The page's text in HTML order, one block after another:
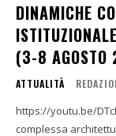
DINAMICHE
(3-8
ATTUALITÀ
https://youtu.be/DTcR-LZ8fX0 1. Introduzione
complessa